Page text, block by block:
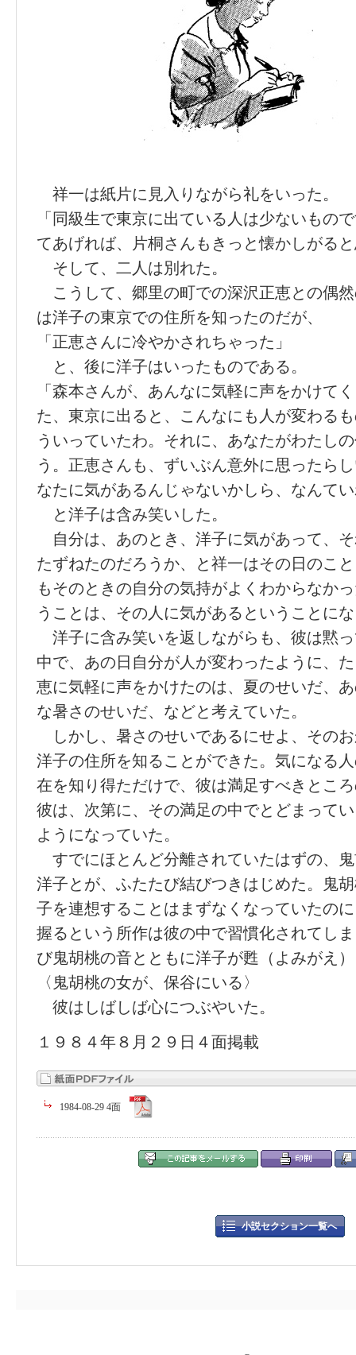
祥一は紙片に見入りながら礼をいった。
「同級生で東京に出ている人は少ないもの
てあげれば、片桐さんもきっと懐かしがる
そして、二人は別れた。
こうして、郷里の町での深沢正恵との偶
は洋子の東京での住所を知ったのだが、
「正恵さんに冷やかされちゃった」
と、後に洋子はいったものである。
「森本さんが、あんなに気軽に声をかけて
た、東京に出ると、こんなにも人が変わる
ういっていたわ。それに、あなたがわたし
う。正恵さんも、ずいぶん意外に思ったら
なたに気があるんじゃないかしら、なんて
と洋子は含み笑いした。
自分は、あのとき、洋子に気があって、
たずねたのだろうか、と祥一はその日のこ
もそのときの自分の気持がよくわからなか
うことは、その人に気があるということに
洋子に含み笑いを返しながらも、彼は黙
中で、あの日自分が人が変わったように、
恵に気軽に声をかけたのは、夏のせいだ、
な暑さのせいだ、などと考えていた。
しかし、暑さのせいであるにせよ、その
洋子の住所を知ることができた。気になる
在を知り得ただけで、彼は満足すべきとこ
彼は、次第に、その満足の中でとどまって
ようになっていた。
すでにほとんど分離されていたはずの、
洋子とが、ふたたび結びつきはじめた。鬼
子を連想することはまずなくなっていたの
握るという所作は彼の中で習慣化されてし
び鬼胡桃の音とともに洋子が甦（よみがえ
〈鬼胡桃の女が、保谷にいる〉
彼はしばしば心につぶやいた。
１９８４年８月２９日４面掲載
1984-08-29 4面
小説セクション一覧へ